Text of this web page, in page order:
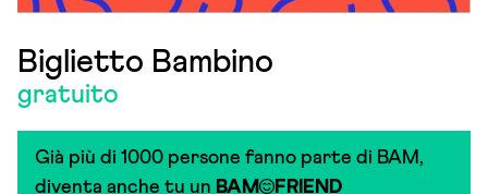
Biglietto Bambino
gratuito
Già più di 1000 persone fanno parte di BAM,
diventa anche tu un BAM FRIEND